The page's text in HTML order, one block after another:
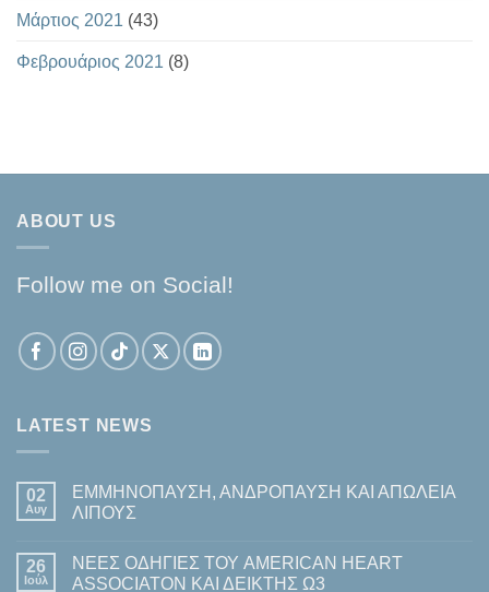
Μάρτιος 2021 (43)
Φεβρουάριος 2021 (8)
ABOUT US
Follow me on Social!
LATEST NEWS
02
Αυγ
ΕΜΜΗΝΟΠΑΥΣΗ, ΑΝΔΡΟΠΑΥΣΗ ΚΑΙ ΑΠΩΛΕΙΑ
ΛΙΠΟΥΣ
σχόλια
στο
26
Ιούλ
ΝΕΕΣ ΟΔΗΓΙΕΣ ΤΟΥ AMERICAN HEART
ASSOCIATON ΚΑΙ ΔΕΙΚΤΗΣ Ω3